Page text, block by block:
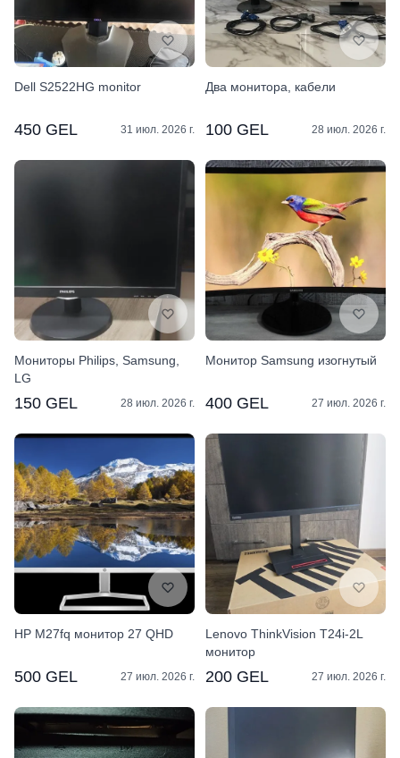
Dell S2522HG monitor
450 GEL 31 июл. 2026 г.
Два монитора, кабели
100 GEL 28 июл. 2026 г.
Мониторы Philips, Samsung,
LG
150 GEL 28 июл. 2026 г.
Монитор Samsung изогнутый
400 GEL 27 июл. 2026 г.
HP M27fq монитор 27 QHD
500 GEL 27 июл. 2026 г.
Lenovo ThinkVision T24i-2L
монитор
200 GEL 27 июл. 2026 г.